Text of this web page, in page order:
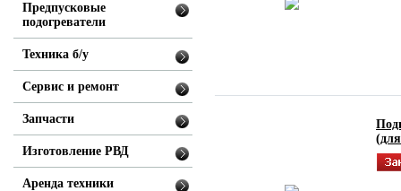
Предпусковые
подогреватели
Техника б/у
Сервис и ремонт
Запчасти
Изготовление РВД
Аренда техники